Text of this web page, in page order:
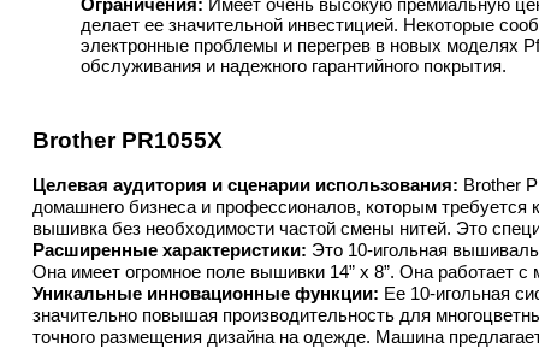
Ограничения: Имеет очень высокую премиальную
делает ее значительной инвестицией. Некоторые
электронные проблемы и перегрев в новых моделях
обслуживания и надежного гарантийного покрытия.
Brother PR1055X
Целевая аудитория и сценарии использования: Brother
домашнего бизнеса и профессионалов, которым
вышивка без необходимости частой смены нитей. Это
Расширенные характеристики: Это 10-игольная
Она имеет огромное поле вышивки 14” x 8”. Она работает
Уникальные инновационные функции: Ее 10-игольная
значительно повышая производительность для
точного размещения дизайна на одежде. Машина